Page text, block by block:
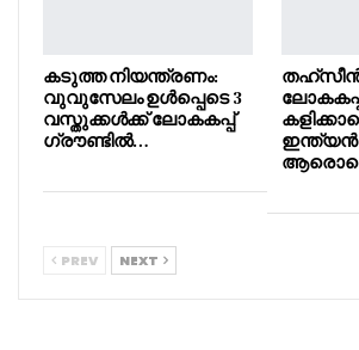
കടുത്ത നിയന്ത്രണം:
വുവുസേലം ഉൾപ്പെടെ 3
വസ്തുക്കൾക്ക് ലോകകപ്പ്
ഗ്രൗണ്ടിൽ…
തഹ്സീൻ
ഇന്ത്യൻ
PREV NEXT